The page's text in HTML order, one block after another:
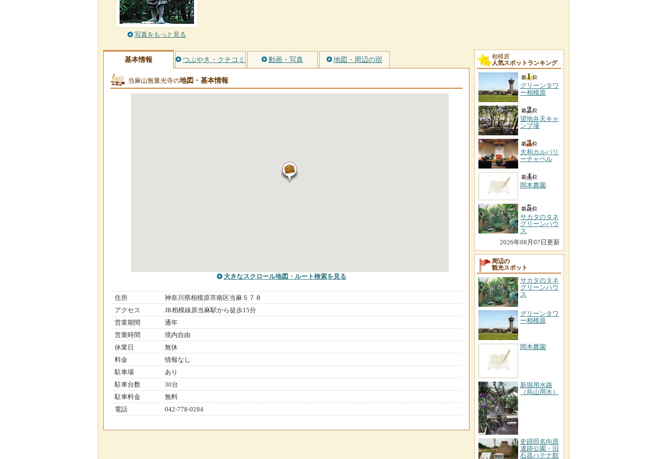
写真をもっと見る
基本情報 つぶやき・クチコミ 動画・写真 地図・周辺の宿
当麻山無量光寺の地図・基本情報
大きなスクロール地図 ・ルート検索を見る
住所
神奈川県相模原市南区当麻５７８
アクセス
JR相模線原当麻駅から徒歩15分
営業期間
通年
営業時間
境内自由
休業日
無休
料金
情報なし
駐車場
あり
駐車台数
30台
駐車料金
無料
電話
042-778-0284
相模原
人気スポットランキング
グリーンタワ
ー相模原
望地弁天キャ
ンプ場
大和カルバリ
ーチャペル
岡本農園
サカタのタネ
グリーンハウ
ス
2026年08月07日更新
周辺の
観光スポット
サカタのタネ
グリーンハウ
ス
グリーンタワ
ー相模原
岡本農園
新堀用水路
（烏山用水）
史跡田名向原
遺跡公園・旧
石器ハテナ館